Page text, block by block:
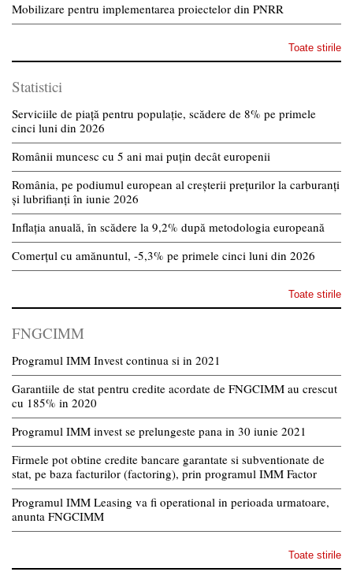
Mobilizare pentru implementarea proiectelor din PNRR
Toate stirile
Statistici
Serviciile de piață pentru populație, scădere de 8% pe primele
cinci luni din 2026
Românii muncesc cu 5 ani mai puțin decât europenii
România, pe podiumul european al creșterii prețurilor la carburanți
și lubrifianți în iunie 2026
Inflația anuală, în scădere la 9,2% după metodologia europeană
Comerțul cu amănuntul, -5,3% pe primele cinci luni din 2026
Toate stirile
FNGCIMM
Programul IMM Invest continua si in 2021
Garantiile de stat pentru credite acordate de FNGCIMM au crescut
cu 185% in 2020
Programul IMM invest se prelungeste pana in 30 iunie 2021
Firmele pot obtine credite bancare garantate si subventionate de
stat, pe baza facturilor (factoring), prin programul IMM Factor
Programul IMM Leasing va fi operational in perioada urmatoare,
anunta FNGCIMM
Toate stirile